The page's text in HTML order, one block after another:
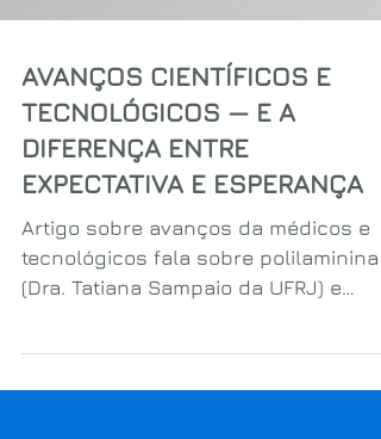
AVANÇOS CIENTÍFICOS E
TECNOLÓGICOS — E A
DIFERENÇA ENTRE
EXPECTATIVA E ESPERANÇA
Artigo sobre avanços da médicos e
tecnológicos fala sobre polilaminina
exoesqueletos e traz insights